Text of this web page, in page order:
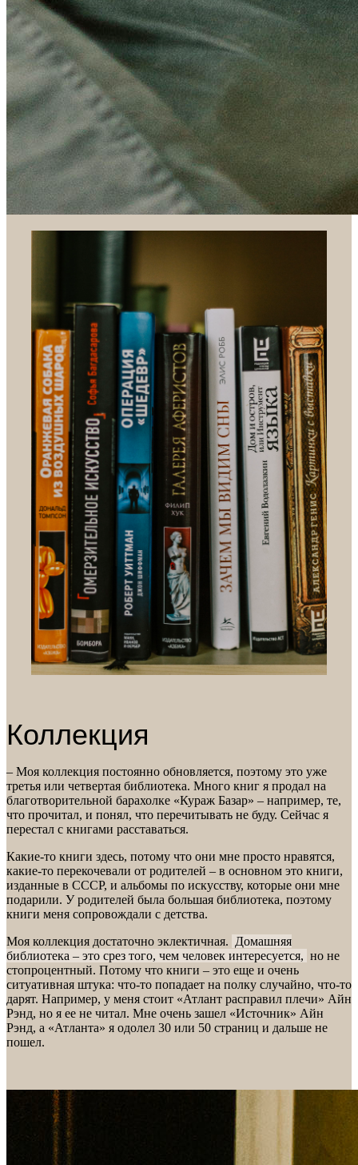
Коллекция
– Моя коллекция постоянно обновляется, поэтому это уже
третья или четвертая библиотека. Много книг я продал на
благотворительной барахолке «Кураж Базар» – например, те,
что прочитал, и понял, что перечитывать не буду. Сейчас я
перестал с книгами расставаться.
Какие-то книги здесь, потому что они мне просто нравятся,
какие-то перекочевали от родителей – в основном это книги,
изданные в СССР, и альбомы по искусству, которые они мне
подарили. У родителей была большая библиотека, поэтому
книги меня сопровождали с детства.
Моя коллекция достаточно эклектичная. Домашняя
библиотека – это срез того, чем человек интересуется, но не
стопроцентный. Потому что книги – это еще и очень
ситуативная штука: что-то попадает на полку случайно, что-то
дарят. Например, у меня стоит «Атлант расправил плечи» Айн
Рэнд, но я ее не читал. Мне очень зашел «Источник» Айн
Рэнд, а «Атланта» я одолел 30 или 50 страниц и дальше не
пошел.